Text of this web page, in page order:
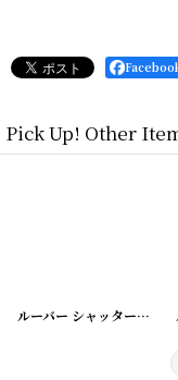
Pick Up! Other
10 ] ルーバー シャッター
[